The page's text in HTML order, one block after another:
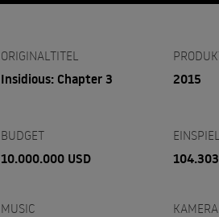
ORIGINALTITEL
Insidious: Chapter 3 2015
BUDGET
10.000.000 USD
MUSIC KAMERA